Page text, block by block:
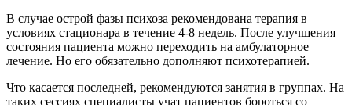
В случае острой фазы психоза рекомендована терапия в
условиях стационара в течение 4-8 недель. После улучшения
состояния пациента можно переходить на амбулаторное
лечение. Но его обязательно дополняют психотерапией.
Что касается последней, рекомендуются занятия в группах. На
таких сессиях специалисты учат пациентов бороться со